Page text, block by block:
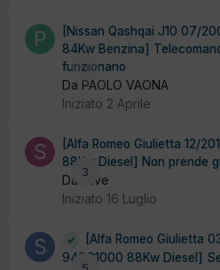
0
[Nissan Qashqai J10 07/
84Kw Benzina]
funzionano
Da PAOLO VAONA
Iniziato 2 Aprile
3
[Alfa Romeo Giulietta 12/
88Kw Diesel] Non prende
Da stive
Iniziato 16 Luglio
5
[Alfa Romeo Giulietta
940C1000 88Kw Diesel]